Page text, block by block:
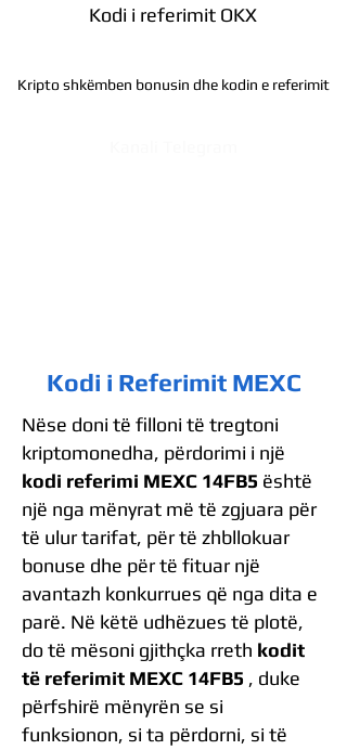
Kodi i referimit OKX
Kripto shkëmben bonusin dhe kodin e referimit
Kodi i Referimit MEXC
Nëse doni të filloni të tregtoni
kriptomonedha, përdorimi i një
kodi referimi MEXC 14FB5 është
një nga mënyrat më të zgjuara për
të ulur tarifat, për të zhbllokuar
bonuse dhe për të fituar një
avantazh konkurrues që nga dita e
parë. Në këtë udhëzues të plotë,
do të mësoni gjithçka rreth kodit
të referimit MEXC 14FB5 , duke
përfshirë mënyrën se si
funksionon, si ta përdorni, si të